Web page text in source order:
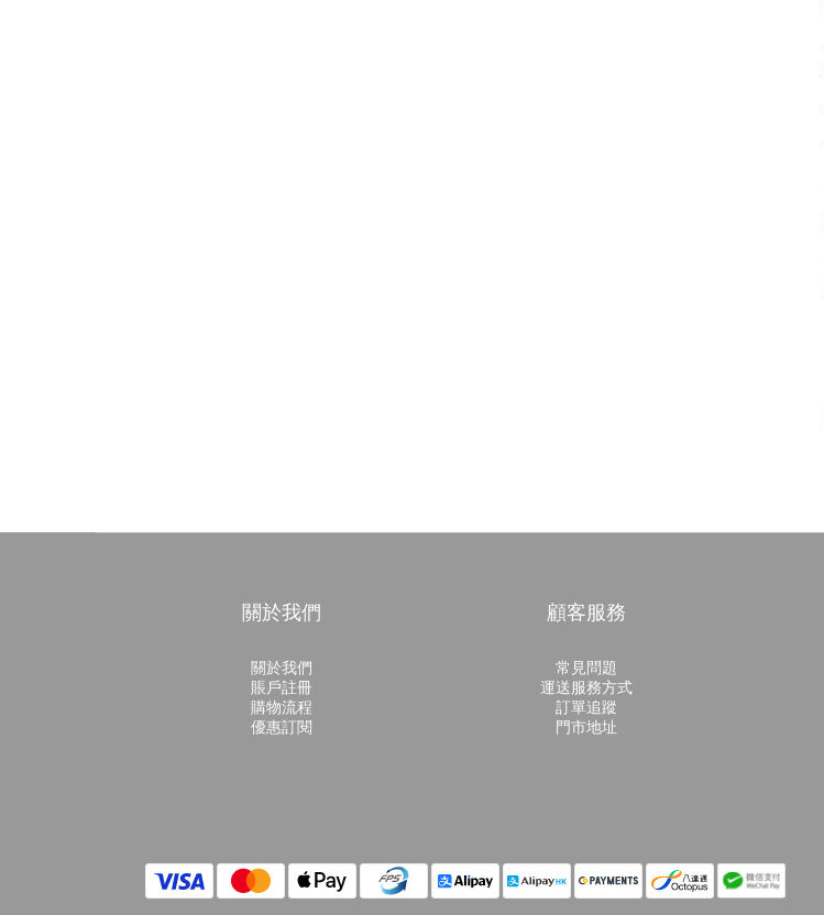
關於我們
關於我們
賬戶註冊
購物流程
優惠訂閱
顧客服務
常見問題
運送服務方式
訂單追蹤
門市地址